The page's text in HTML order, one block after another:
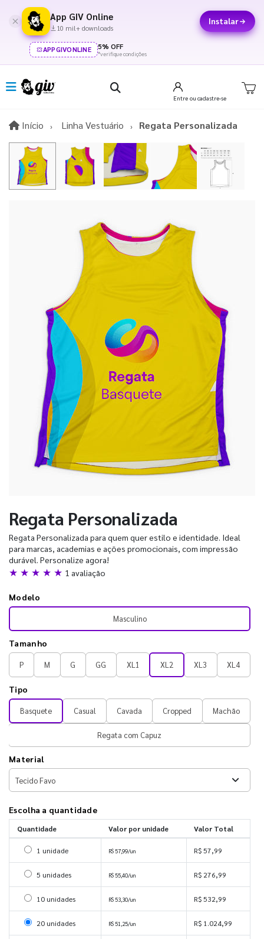
App GIV Online
10 mil+ downloads
Instalar
APPGIVONLINE 5% OFF
*verifique condições
Entre ou cadastre-se
Início InícioLinha Vestuário Regata Personalizada
Regata Personalizada
Regata Personalizada para quem quer estilo e identidade. Ideal
para marcas, academias e ações promocionais, com impressão
durável. Personalize agora!
★ ★ ★ ★ ★ 1 avaliação
Modelo
Masculino
Tamanho
P M G GG XL1 XL2 XL3 XL4
Tipo
Basquete Casual Cavada Cropped Machão
Regata com Capuz
Material
Escolha a quantidade
Quantidade Valor por unidade Valor Total
Selecionar 1 unidade
1 unidade R$ 57,99/un R$ 57,99
Selecionar 5 unidades
5 unidades R$ 55,40/un R$ 276,99
Selecionar 10 unidades
10 unidades R$ 53,30/un R$ 532,99
Selecionar 20 unidades
20 unidades R$ 51,25/un R$ 1.024,99